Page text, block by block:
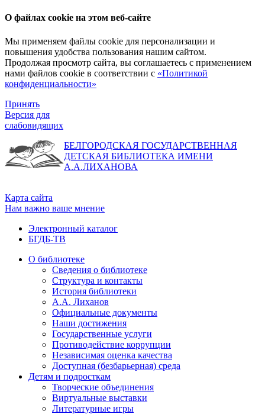
О файлах cookie на этом веб-сайте
Мы применяем файлы cookie для персонализации и
повышения удобства пользования нашим сайтом.
Продолжая просмотр сайта, вы соглашаетесь с применением
нами файлов cookie в соответствии с «Политикой
конфиденциальности»
Принять
Версия для
слабовидящих
БЕЛГОРОДСКАЯ ГОСУДАРСТВЕННАЯ
ДЕТСКАЯ БИБЛИОТЕКА ИМЕНИ
А.А.ЛИХАНОВА
Карта сайта
Нам важно ваше мнение
Электронный каталог
БГДБ-ТВ
О библиотеке
Сведения о библиотеке
Структура и контакты
История библиотеки
А.А. Лиханов
Официальные документы
Наши достижения
Государственные услуги
Противодействие коррупции
Независимая оценка качества
Доступная (безбарьерная) среда
Детям и подросткам
Творческие объединения
Виртуальные выставки
Литературные игры